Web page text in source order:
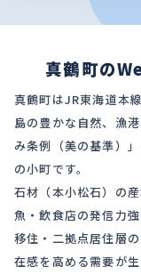
真鶴町の
真鶴町はJR東海道本
島の豊かな自然、漁
み条例（美の基準）
の小町です。
石材（本小松石）の
魚・飲食店の発信力
移住・二拠点居住層
在感を高める需要が生